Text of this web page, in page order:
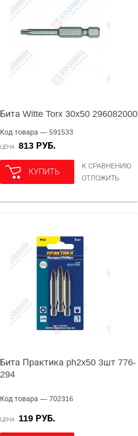
Бита Witte Torx 30x50 296082000
Код товара — 591533
ЦЕНА 813 РУБ.
КУПИТЬ
К СРАВНЕНИЮ
ОТЛОЖИТЬ
Бита Практика ph2x50 3шт 776-
294
Код товара — 702316
ЦЕНА 119 РУБ.